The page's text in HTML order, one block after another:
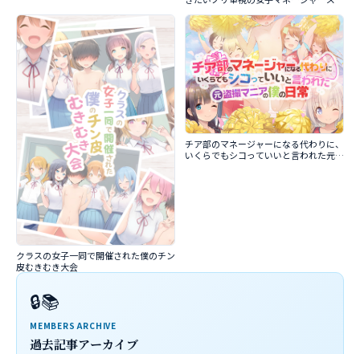
クラスの女子一同で開催された僕のチン
皮むきむき大会
チア部のマネージャーになる代わりに、
いくらでもシコっていいと言われた元盗
🔒📚
MEMBERS ARCHIVE
過去記事アーカイブ